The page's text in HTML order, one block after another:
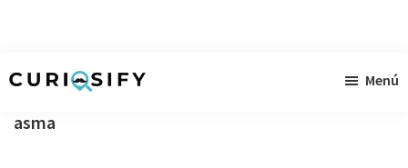
contenido
pie
Menú
asma